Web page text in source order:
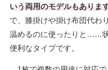
いう両用のモデルもありま
で、膝掛けや掛け布団代わ
温めるのに使ったりと……
便利なタイプです。